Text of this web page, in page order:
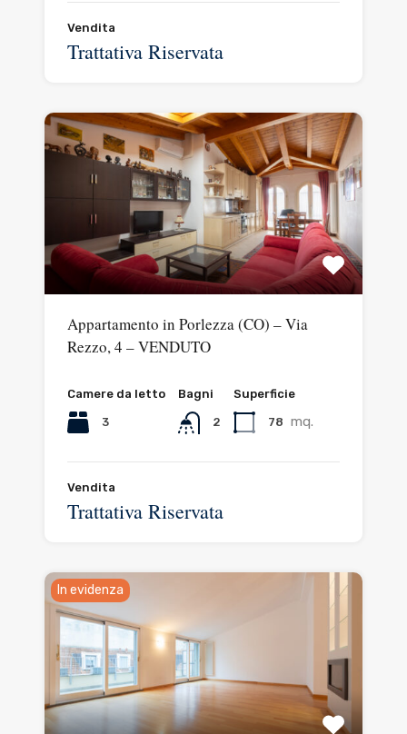
Vendita
Trattativa Riservata
Appartamento in Porlezza (CO) – Via
Rezzo, 4 – VENDUTO
Camere da letto
3
Bagni
2
Superficie
78 mq.
Vendita
Trattativa Riservata
In evidenza